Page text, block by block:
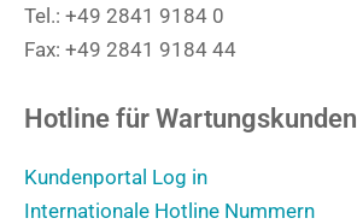
Tel.: +49 2841 9184 0
Fax: +49 2841 9184 44
Hotline für Wartungskunden
Kundenportal Log in
Internationale Hotline Nummern